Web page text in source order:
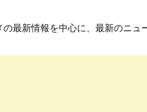
最新情報を中心に、最新のニ